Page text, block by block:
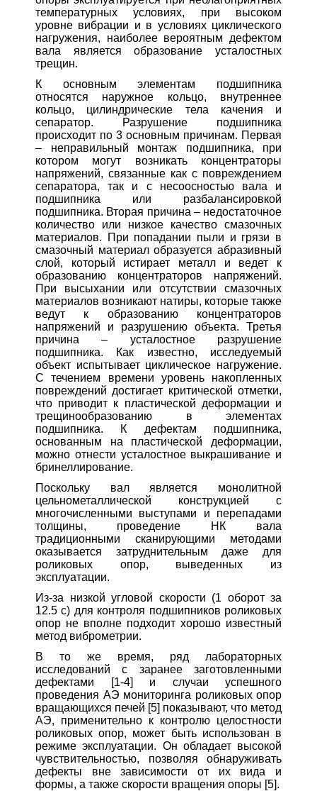
температурных условиях, при высоком
уровне вибрации и в условиях циклического
нагружения, наиболее вероятным дефектом
вала является образование усталостных
трещин.
К основным элементам подшипника
относятся наружное кольцо, внутреннее
кольцо, цилиндрические тела качения и
сепаратор. Разрушение подшипника
происходит по 3 основным причинам. Первая
– неправильный монтаж подшипника, при
котором могут возникать концентраторы
напряжений, связанные как с повреждением
сепаратора, так и с несоосностью вала и
подшипника или разбалансировкой
подшипника. Вторая причина – недостаточное
количество или низкое качество смазочных
материалов. При попадании пыли и грязи в
смазочный материал образуется абразивный
слой, который истирает металл и ведет к
образованию концентраторов напряжений.
При высыхании или отсутствии смазочных
материалов возникают натиры, которые также
ведут к образованию концентраторов
напряжений и разрушению объекта. Третья
причина – усталостное разрушение
подшипника. Как известно, исследуемый
объект испытывает циклическое нагружение.
С течением времени уровень накопленных
повреждений достигает критической отметки,
что приводит к пластической деформации и
трещинообразованию в элементах
подшипника. К дефектам подшипника,
основанным на пластической деформации,
можно отнести усталостное выкрашивание и
бринеллирование.
Поскольку вал является монолитной
цельнометаллической конструкцией с
многочисленными выступами и перепадами
толщины, проведение НК вала
традиционными сканирующими методами
оказывается затруднительным даже для
роликовых опор, выведенных из
эксплуатации.
Из-за низкой угловой скорости (1 оборот за
12.5 с) для контроля подшипников роликовых
опор не вполне подходит хорошо известный
метод виброметрии.
В то же время, ряд лабораторных
исследований с заранее заготовленными
дефектами [1-4] и случаи успешного
проведения АЭ мониторинга роликовых опор
вращающихся печей [5] показывают, что метод
АЭ, применительно к контролю целостности
роликовых опор, может быть использован в
режиме эксплуатации. Он обладает высокой
чувствительностью, позволяя обнаруживать
дефекты вне зависимости от их вида и
формы, а также скорости вращения опоры [5].